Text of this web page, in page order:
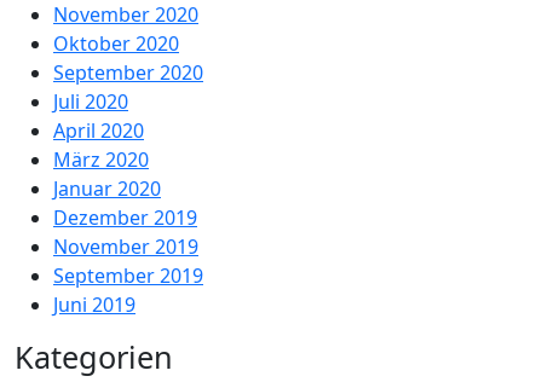
November 2020
Oktober 2020
September 2020
Juli 2020
April 2020
März 2020
Januar 2020
Dezember 2019
November 2019
September 2019
Juni 2019
Kategorien